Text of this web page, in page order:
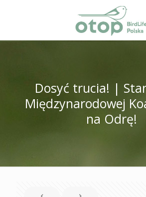
Dosyć trucia! |
Międzynarodowej
na Odrę!